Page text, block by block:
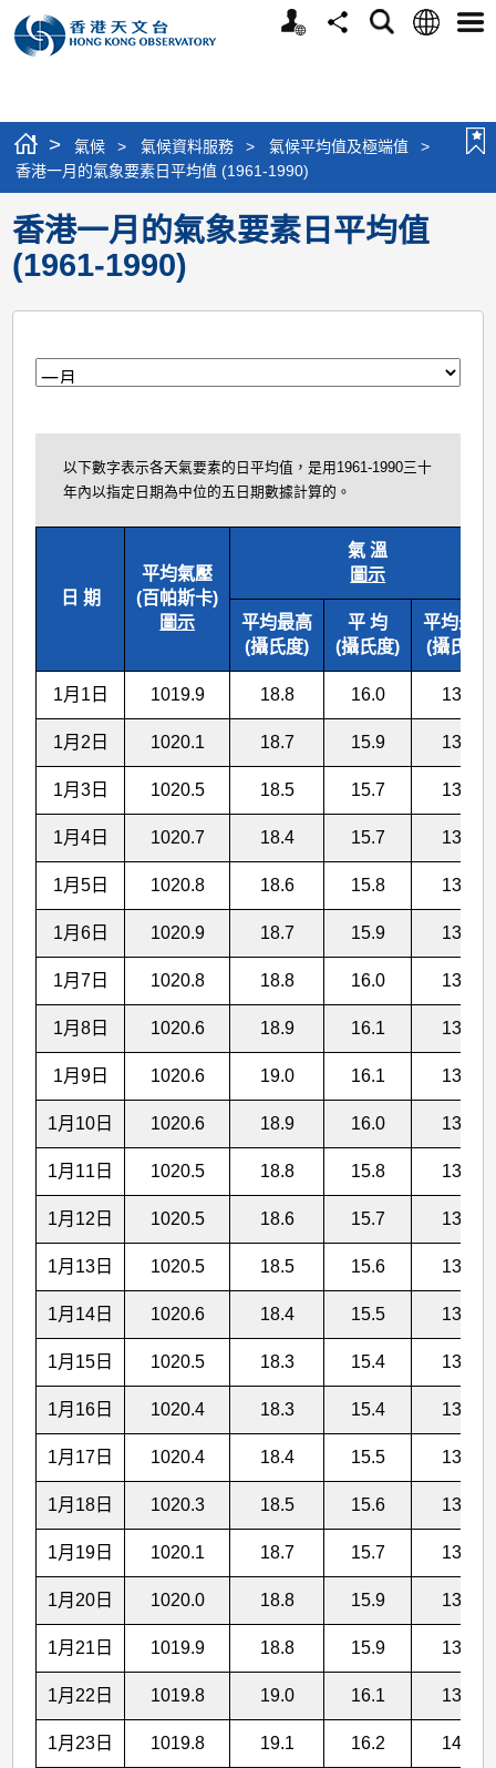
個
分
搜
語
選
> 氣候 > 氣候資料服務 > 氣候平均值及極端值
>
香港一月的氣象要素日平均值 (1961-1990)
香港一月的氣象要素日平均值
(1961-1990)
以下數字表示各天氣要素的日平均值，是用1961-1990三十
年內以指定日期為中位的五日期數據計算的。
日 期
平均氣壓
(百帕斯卡)
圖示
氣 溫
圖示
平均最高
(攝氏度)
平 均
(攝氏度)
平均最低
(攝氏度)
1月1日 1019.9 18.8 16.0 13.8
1月2日 1020.1 18.7 15.9 13.7
1月3日 1020.5 18.5 15.7 13.5
1月4日 1020.7 18.4 15.7 13.6
1月5日 1020.8 18.6 15.8 13.6
1月6日 1020.9 18.7 15.9 13.7
1月7日 1020.8 18.8 16.0 13.8
1月8日 1020.6 18.9 16.1 13.9
1月9日 1020.6 19.0 16.1 13.8
1月10日 1020.6 18.9 16.0 13.7
1月11日 1020.5 18.8 15.8 13.6
1月12日 1020.5 18.6 15.7 13.5
1月13日 1020.5 18.5 15.6 13.3
1月14日 1020.6 18.4 15.5 13.2
1月15日 1020.5 18.3 15.4 13.1
1月16日 1020.4 18.3 15.4 13.2
1月17日 1020.4 18.4 15.5 13.1
1月18日 1020.3 18.5 15.6 13.3
1月19日 1020.1 18.7 15.7 13.5
1月20日 1020.0 18.8 15.9 13.7
1月21日 1019.9 18.8 15.9 13.7
1月22日 1019.8 19.0 16.1 13.9
1月23日 1019.8 19.1 16.2 14.0